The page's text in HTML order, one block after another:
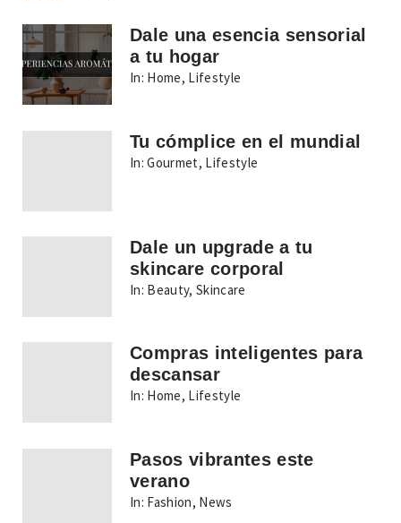
Dale una esencia sensorial
a tu hogar
In: Home, Lifestyle
Tu cómplice en el mundial
In: Gourmet, Lifestyle
Dale un upgrade a tu
skincare corporal
In: Beauty,Skincare
Compras inteligentes para
descansar
In: Home, Lifestyle
Pasos vibrantes este
verano
In: Fashion, News